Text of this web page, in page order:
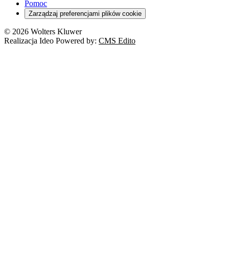
Pomoc
Zarządzaj preferencjami plików cookie
© 2026 Wolters Kluwer
Realizacja Ideo Powered by: CMS Edito